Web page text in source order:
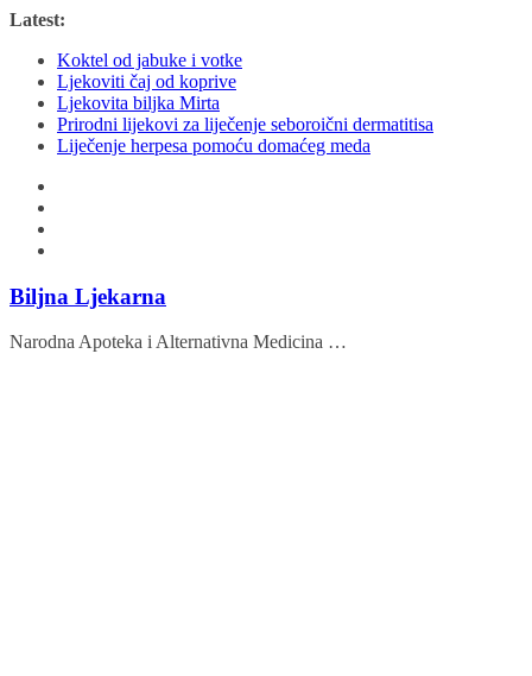
Skip
content
Latest:
Koktel od jabuke i votke
Ljekoviti čaj od koprive
Ljekovita biljka Mirta
Prirodni lijekovi za liječenje seboroični dermatitisa
Liječenje herpesa pomoću domaćeg meda
Biljna Ljekarna
Narodna Apoteka i Alternativna Medicina …